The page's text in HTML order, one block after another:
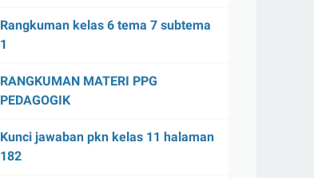
Rangkuman kelas 6 tema 7 subtema
1
RANGKUMAN MATERI PPG
PEDAGOGIK
Kunci jawaban pkn kelas 11 halaman
182